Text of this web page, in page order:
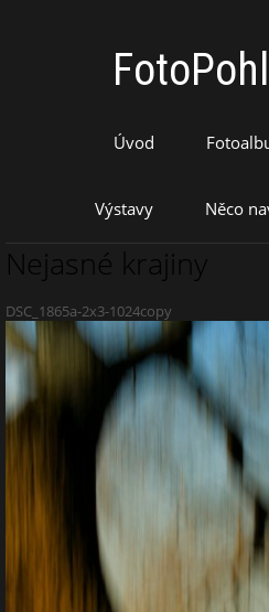
Úvod
Výstavy Něco
Nejasné krajiny
DSC_1865a-2x3-1024copy